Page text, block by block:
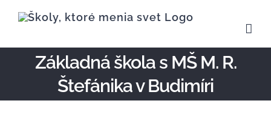
content
Základná škola s MŠ M. R.
Štefánika v Budimíri